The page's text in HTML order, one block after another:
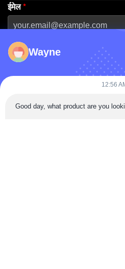
ईमेल*
फ़ोन नंबर
कंपनी का नाम
Wayne
12:56
Good day, what product are you